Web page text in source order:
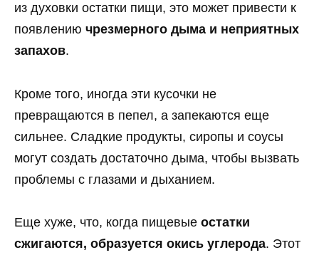
из духовки остатки пищи, это может привести к
появлению чрезмерного дыма и неприятных
запахов.
Кроме того, иногда эти кусочки не
превращаются в пепел, а запекаются еще
сильнее. Сладкие продукты, сиропы и соусы
могут создать достаточно дыма, чтобы вызвать
проблемы с глазами и дыханием.
Еще хуже, что, когда пищевые остатки
сжигаются, образуется окись углерода. Этот